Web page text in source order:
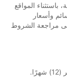
تقل عن أربع وعشرين (24) ساعة، باستثناء المواقع
وأسعار
مراجعة الشروط